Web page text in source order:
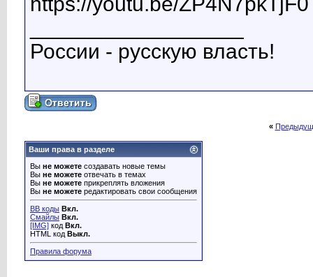
России - русскую власть!
«
Ваши права в разделе
Вы не можете создавать новые темы
Вы не можете отвечать в темах
Вы не можете прикреплять вложения
Вы не можете редактировать свои сообщения
BB коды Вкл.
Смайлы Вкл.
[IMG] код Вкл.
HTML код Выкл.
Правила форума